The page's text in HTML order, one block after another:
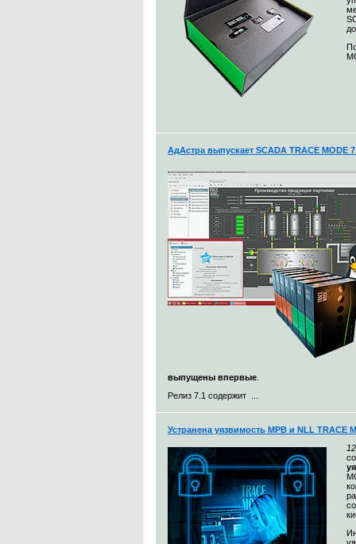
АдАстра выпускает SCADA TRACE MODE
выпущены впервые
Релиз 7.1 содержит ...
Устранена уязвимость МРВ и NLL TRACE